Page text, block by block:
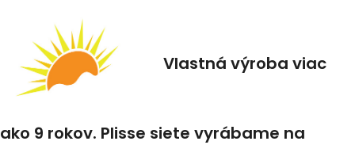
Vlastná výroba viac
ako 9 rokov. Plisse siete vyrábame na